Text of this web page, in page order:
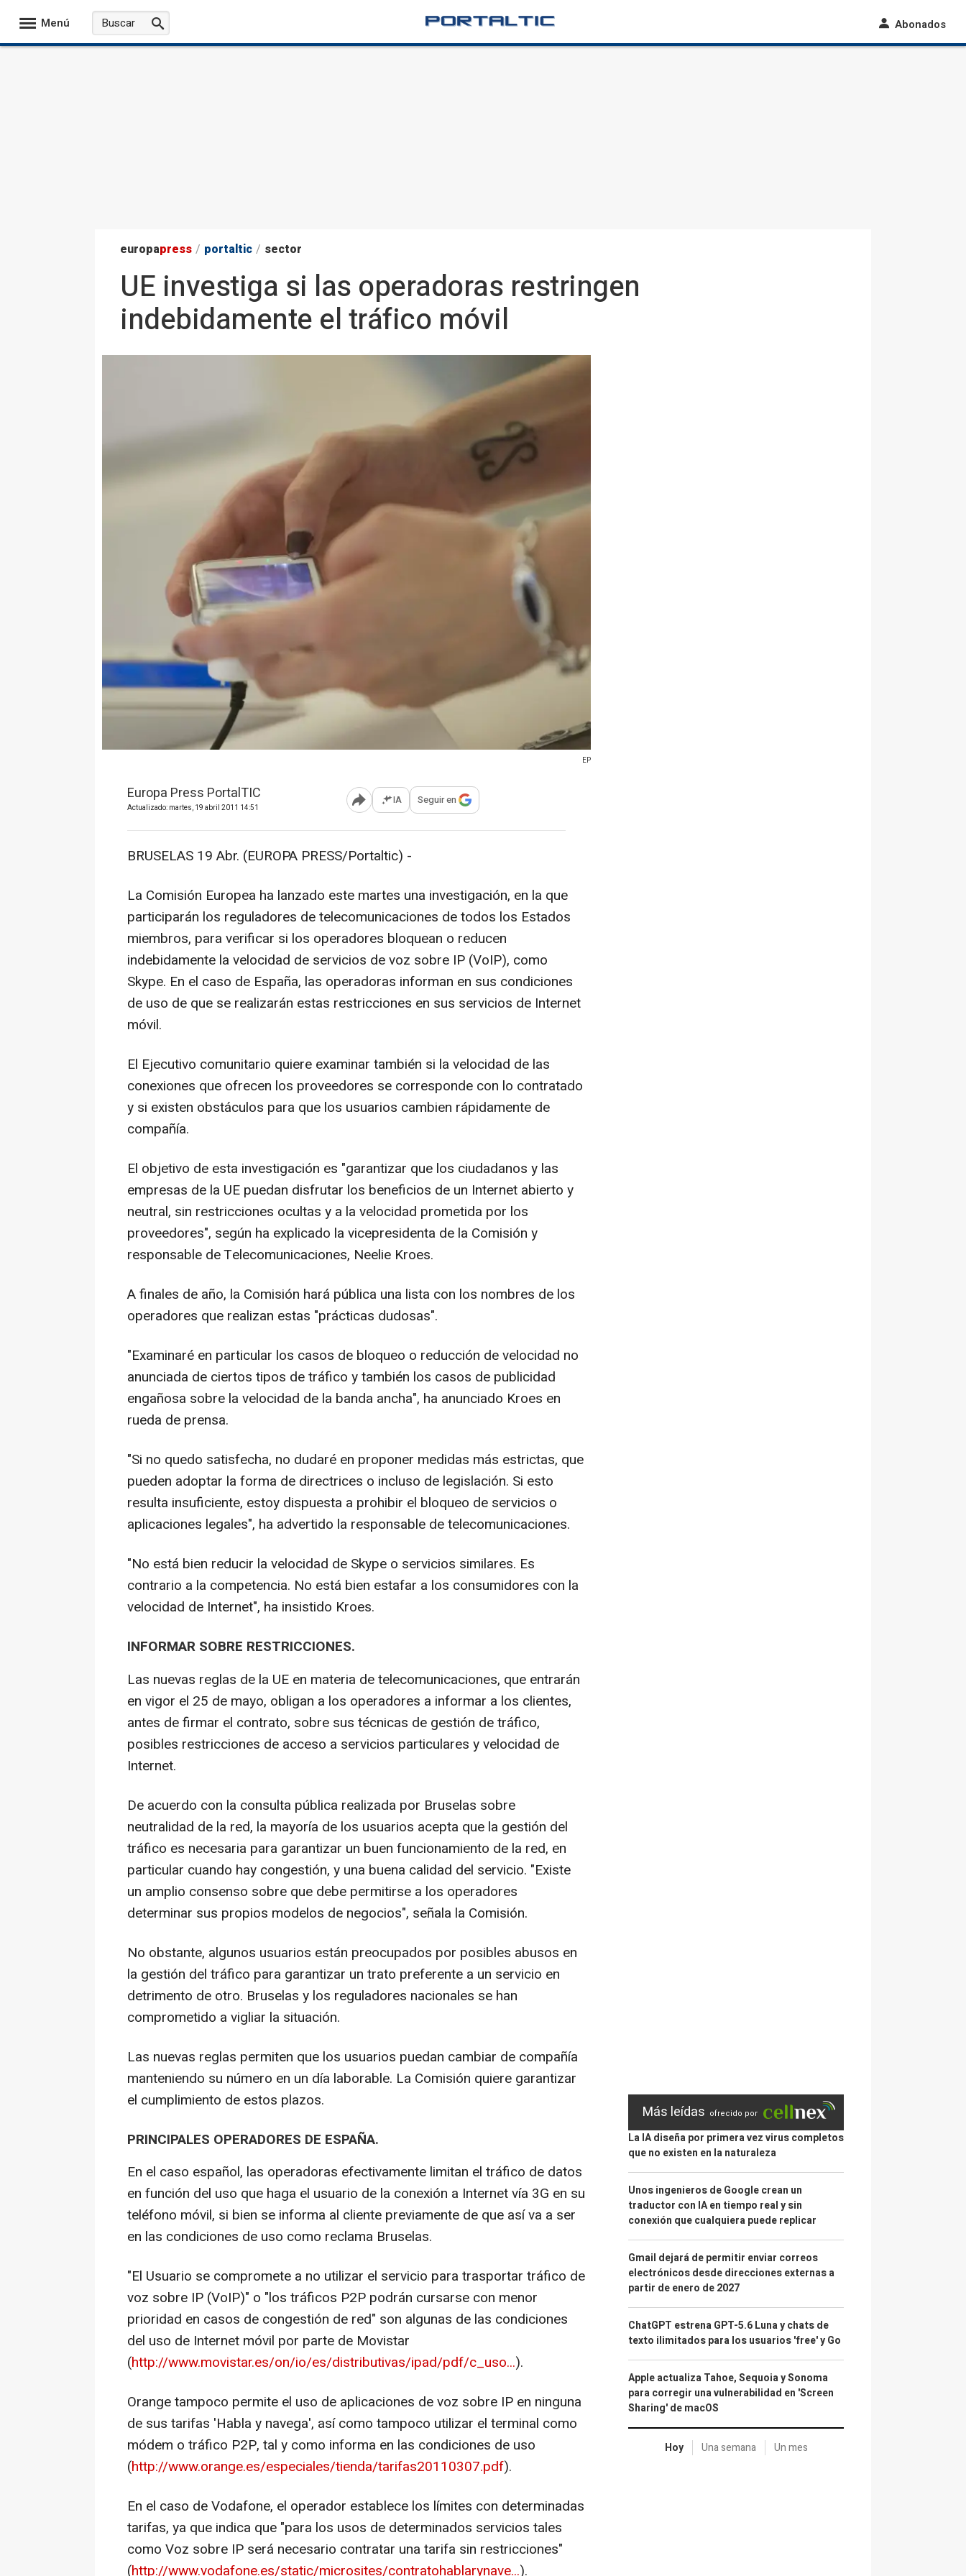
Menú Abonados
europapress / portaltic / sector
UE investiga si las operadoras restringen
indebidamente el tráfico móvil
EP
Europa Press PortalTIC
Actualizado: martes, 19 abril 2011 14:51 Abrir opciones para compartir
IA Seguir en
BRUSELAS 19 Abr. (EUROPA PRESS/Portaltic) -
La Comisión Europea ha lanzado este martes una investigación, en la que
participarán los reguladores de telecomunicaciones de todos los Estados
miembros, para verificar si los operadores bloquean o reducen
indebidamente la velocidad de servicios de voz sobre IP (VoIP), como
Skype. En el caso de España, las operadoras informan en sus condiciones
de uso de que se realizarán estas restricciones en sus servicios de Internet
móvil.
El Ejecutivo comunitario quiere examinar también si la velocidad de las
conexiones que ofrecen los proveedores se corresponde con lo contratado
y si existen obstáculos para que los usuarios cambien rápidamente de
compañía.
El objetivo de esta investigación es "garantizar que los ciudadanos y las
empresas de la UE puedan disfrutar los beneficios de un Internet abierto y
neutral, sin restricciones ocultas y a la velocidad prometida por los
proveedores", según ha explicado la vicepresidenta de la Comisión y
responsable de Telecomunicaciones, Neelie Kroes.
A finales de año, la Comisión hará pública una lista con los nombres de los
operadores que realizan estas "prácticas dudosas".
"Examinaré en particular los casos de bloqueo o reducción de velocidad no
anunciada de ciertos tipos de tráfico y también los casos de publicidad
engañosa sobre la velocidad de la banda ancha", ha anunciado Kroes en
rueda de prensa.
"Si no quedo satisfecha, no dudaré en proponer medidas más estrictas, que
pueden adoptar la forma de directrices o incluso de legislación. Si esto
resulta insuficiente, estoy dispuesta a prohibir el bloqueo de servicios o
aplicaciones legales", ha advertido la responsable de telecomunicaciones.
"No está bien reducir la velocidad de Skype o servicios similares. Es
contrario a la competencia. No está bien estafar a los consumidores con la
velocidad de Internet", ha insistido Kroes.
INFORMAR SOBRE RESTRICCIONES.
Las nuevas reglas de la UE en materia de telecomunicaciones, que entrarán
en vigor el 25 de mayo, obligan a los operadores a informar a los clientes,
antes de firmar el contrato, sobre sus técnicas de gestión de tráfico,
posibles restricciones de acceso a servicios particulares y velocidad de
Internet.
De acuerdo con la consulta pública realizada por Bruselas sobre
neutralidad de la red, la mayoría de los usuarios acepta que la gestión del
tráfico es necesaria para garantizar un buen funcionamiento de la red, en
particular cuando hay congestión, y una buena calidad del servicio. "Existe
un amplio consenso sobre que debe permitirse a los operadores
determinar sus propios modelos de negocios", señala la Comisión.
No obstante, algunos usuarios están preocupados por posibles abusos en
la gestión del tráfico para garantizar un trato preferente a un servicio en
detrimento de otro. Bruselas y los reguladores nacionales se han
comprometido a vigliar la situación.
Las nuevas reglas permiten que los usuarios puedan cambiar de compañía
manteniendo su número en un día laborable. La Comisión quiere garantizar
el cumplimiento de estos plazos.
PRINCIPALES OPERADORES DE ESPAÑA.
En el caso español, las operadoras efectivamente limitan el tráfico de datos
en función del uso que haga el usuario de la conexión a Internet vía 3G en su
teléfono móvil, si bien se informa al cliente previamente de que así va a ser
en las condiciones de uso como reclama Bruselas.
"El Usuario se compromete a no utilizar el servicio para trasportar tráfico de
voz sobre IP (VoIP)" o "los tráficos P2P podrán cursarse con menor
prioridad en casos de congestión de red" son algunas de las condiciones
del uso de Internet móvil por parte de Movistar
(http://www.movistar.es/on/io/es/distributivas/ipad/pdf/c_uso...).
Orange tampoco permite el uso de aplicaciones de voz sobre IP en ninguna
de sus tarifas 'Habla y navega', así como tampoco utilizar el terminal como
módem o tráfico P2P, tal y como informa en las condiciones de uso
(http://www.orange.es/especiales/tienda/tarifas20110307.pdf).
En el caso de Vodafone, el operador establece los límites con determinadas
tarifas, ya que indica que "para los usos de determinados servicios tales
como Voz sobre IP será necesario contratar una tarifa sin restricciones"
(http://www.vodafone.es/static/microsites/contratohablarynave...).
Más leídas ofrecido por
La IA diseña por primera vez virus completos
que no existen en la naturaleza
Unos ingenieros de Google crean un
traductor con IA en tiempo real y sin
conexión que cualquiera puede replicar
Gmail dejará de permitir enviar correos
electrónicos desde direcciones externas a
partir de enero de 2027
ChatGPT estrena GPT-5.6 Luna y chats de
texto ilimitados para los usuarios 'free' y Go
Apple actualiza Tahoe, Sequoia y Sonoma
para corregir una vulnerabilidad en 'Screen
Sharing' de macOS
Hoy Una semana Un mes